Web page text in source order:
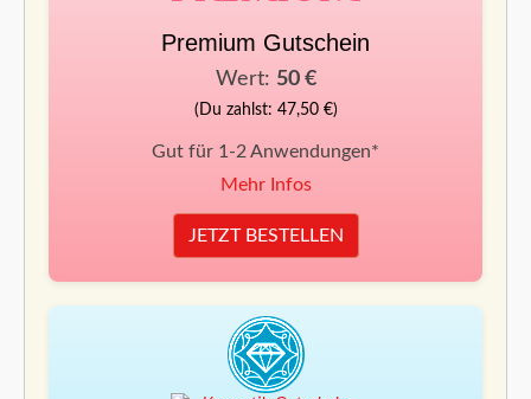
Premium Gutschein
Wert: 50 €
(Du zahlst: 47,50 €)
Gut für 1-2 Anwendungen*
Mehr Infos
JETZT BESTELLEN